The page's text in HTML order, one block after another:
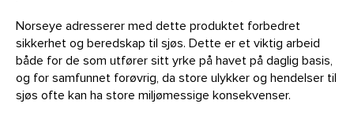
Norseye adresserer med dette produktet forbedret
sikkerhet og beredskap til sjøs. Dette er et viktig arbeid
både for de som utfører sitt yrke på havet på daglig basis,
og for samfunnet forøvrig, da store ulykker og hendelser til
sjøs ofte kan ha store miljømessige konsekvenser.